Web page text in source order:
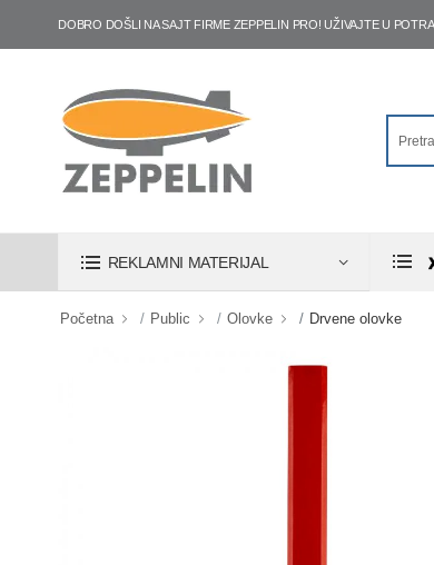
DOBRO DOŠLI NA SAJT FIRME ZEPPELIN PRO! UŽIVAJTE U
REKLAMNI MATERIJAL
Početna Public Olovke Drvene olovke